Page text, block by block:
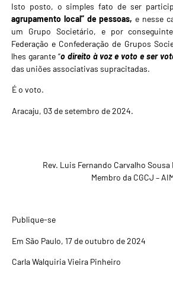
Isto posto, o simples fato de ser
agrupamento local” de pessoas, e nesse
um Grupo Societário, e por
Federação e Confederação de Grupos
lhes garante “o direito à voz e voto e ser
das uniões associativas supracitadas.
É o voto.
Aracaju, 03 de setembro de 2024.
Rev. Luis Fernando Carvalho Sousa
Membro da CGCJ –
Publique-se
Em São Paulo, 17 de outubro de 2024
Carla Walquiria Vieira Pinheiro